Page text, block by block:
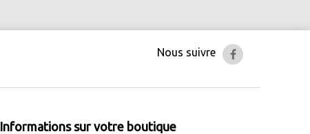
Nous suivre
Informations sur votre boutique